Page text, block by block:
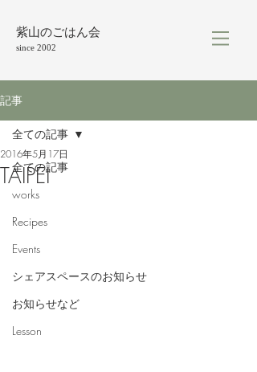
紫山のごはん会
since 2002
記事
全ての記事
works
Recipes
Events
シェアスペースのお知らせ
お知らせなど
Lesson
全ての記事
TAIPEI
2016年5月17日